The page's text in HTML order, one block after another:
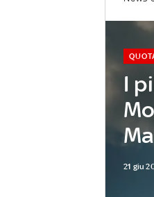
I
21 giu